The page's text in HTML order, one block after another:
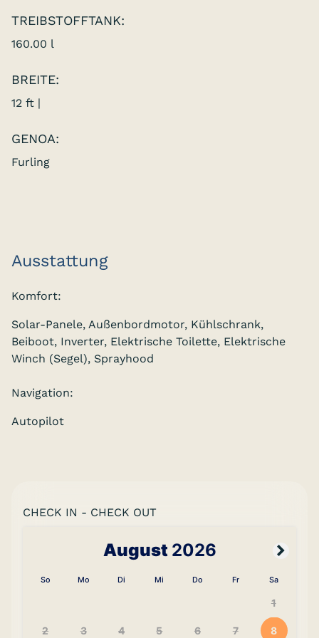
TREIBSTOFFTANK:
160.00 l
BREITE:
12 ft |
GENOA:
Furling
Ausstattung
Komfort:
Solar-Panele, Außenbordmotor, Kühlschrank,
Beiboot, Inverter, Elektrische Toilette, Elektrische
Winch (Segel), Sprayhood
Navigation:
Autopilot
CHECK IN - CHECK OUT
August 2026
So Mo Di Mi Do Fr Sa
1
2 3 4 5 6 7 8